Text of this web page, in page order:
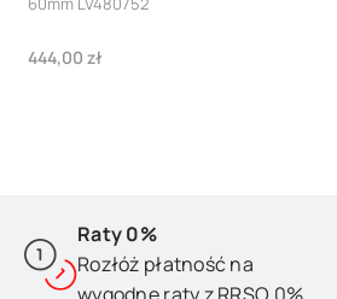
Cena
444,00 zł
Raty 0%
Rozłóż płatność na